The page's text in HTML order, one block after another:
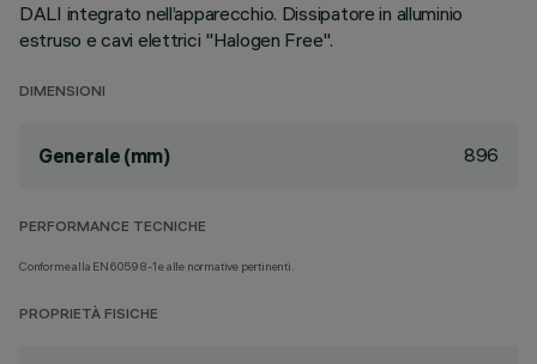
DALI integrato nell’apparecchio. Dissipatore in alluminio
estruso e cavi elettrici "Halogen Free".
DIMENSIONI
Generale (mm) 896
PERFORMANCE TECNICHE
Conforme alla EN60598-1 e alle normative pertinenti.
PROPRIETÀ FISICHE